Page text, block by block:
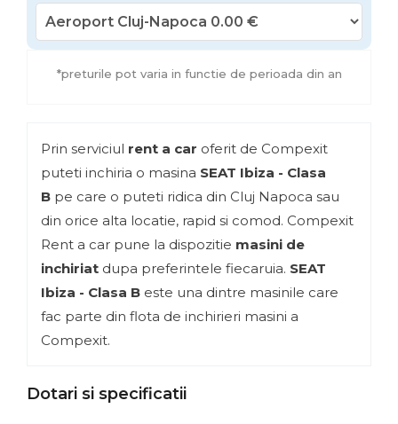
*preturile pot varia in functie de perioada din an
Prin serviciul rent a car oferit de Compexit
puteti inchiria o masina SEAT Ibiza - Clasa
B pe care o puteti ridica din Cluj Napoca sau
din orice alta locatie, rapid si comod. Compexit
Rent a car pune la dispozitie masini de
inchiriat dupa preferintele fiecaruia. SEAT
Ibiza - Clasa B este una dintre masinile care
fac parte din flota de inchirieri masini a
Compexit.
Dotari si specificatii